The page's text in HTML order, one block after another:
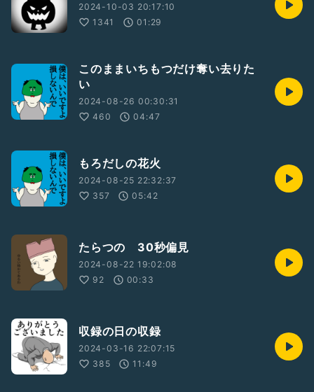
2024-10-03 20:17:10
1341
01:29
このままいちもつだけ奪い去りた
い
2024-08-26 00:30:31
460
04:47
もろだしの花火
2024-08-25 22:32:37
357
05:42
たらつの 30秒偏見
2024-08-22 19:02:08
92
00:33
収録の日の収録
2024-03-16 22:07:15
385
11:49